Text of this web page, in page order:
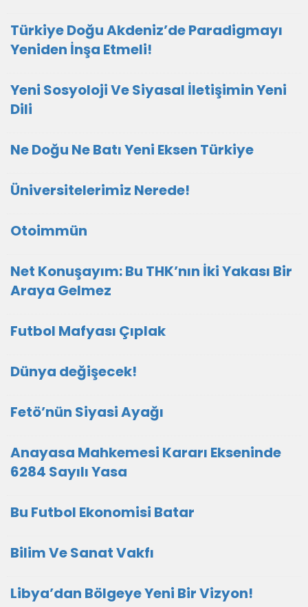
Türkiye Doğu Akdeniz’de Paradigmayı
Yeniden İnşa Etmeli!
Yeni Sosyoloji Ve Siyasal İletişimin Yeni
Dili
Ne Doğu Ne Batı Yeni Eksen Türkiye
Üniversitelerimiz Nerede!
Otoimmün
Net Konuşayım: Bu THK’nın İki Yakası Bir
Araya Gelmez
Futbol Mafyası Çıplak
Dünya değişecek!
Fetö’nün Siyasi Ayağı
Anayasa Mahkemesi Kararı Ekseninde
6284 Sayılı Yasa
Bu Futbol Ekonomisi Batar
Bilim Ve Sanat Vakfı
Libya’dan Bölgeye Yeni Bir Vizyon!